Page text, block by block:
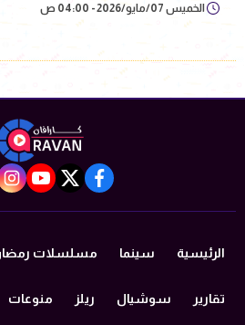
الخميس 07/مايو/2026 - 04:00 ص
facebook
twitter
الرئيسية سينما مسلسلات رمضان
تقارير سوشيال ريلز منوعات